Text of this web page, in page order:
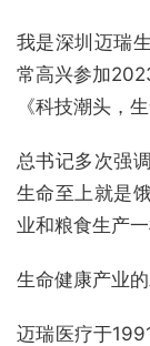
我是深圳迈瑞
常高兴参加
《科技潮头，
总书记多次强
生命至上就是
业和粮食生产
生命健康产业
迈瑞医疗于